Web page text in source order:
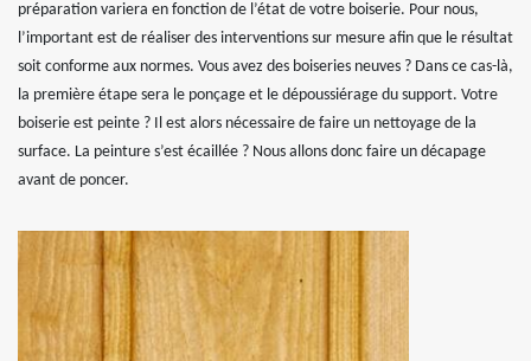
préparation variera en fonction de l’état de votre boiserie. Pour nous,
l’important est de réaliser des interventions sur mesure afin que le résultat
soit conforme aux normes. Vous avez des boiseries neuves ? Dans ce cas-là,
la première étape sera le ponçage et le dépoussiérage du support. Votre
boiserie est peinte ? Il est alors nécessaire de faire un nettoyage de la
surface. La peinture s’est écaillée ? Nous allons donc faire un décapage
avant de poncer.